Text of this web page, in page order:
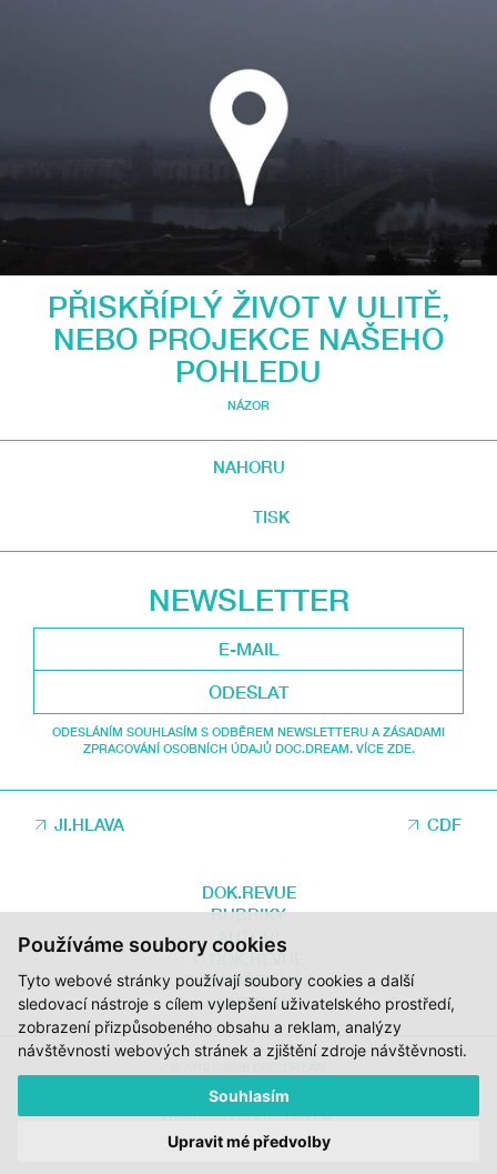
Používáme soubory cookies
Tyto webové stránky používají soubory cookies a další
sledovací nástroje s cílem vylepšení uživatelského prostředí,
zobrazení přizpůsobeného obsahu a reklam, analýzy
návštěvnosti webových stránek a zjištění zdroje návštěvnosti.
Souhlasím
Upravit mé předvolby
PŘISKŘÍPLÝ ŽIVOT V ULITĚ,
NEBO PROJEKCE NAŠEHO
POHLEDU
NÁZOR
NAHORU
TISK
NEWSLETTER
ODESLAT
ODESLÁNÍM SOUHLASÍM S ODBĚREM NEWSLETTERU A ZÁSADAMI
ZPRACOVÁNÍ OSOBNÍCH ÚDAJŮ DOC.DREAM. VÍCE ZDE.
JI.HLAVA CDF
DOK.REVUE
RUBRIKY
AUTOŘI
O DOK.REVUE
PODPOŘTE NÁS
KONTAKTY
ZA PODPORY STÁTNÍHO FONDU KINEMATOGRAFIE, KRAJE VYSOČINA A
MINISTERSTVA KULTURY ČR.
DESIGN:HMSDESIGN KÓD:S2 STUDIO